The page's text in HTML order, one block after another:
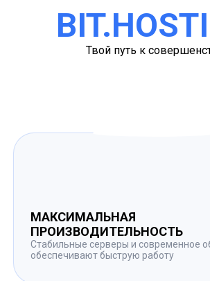
Твой путь к
МАКСИМАЛЬНАЯ
ПРОИЗВОДИТЕЛЬНОСТЬ
Стабильные серверы и современное
обеспечивают быструю работу